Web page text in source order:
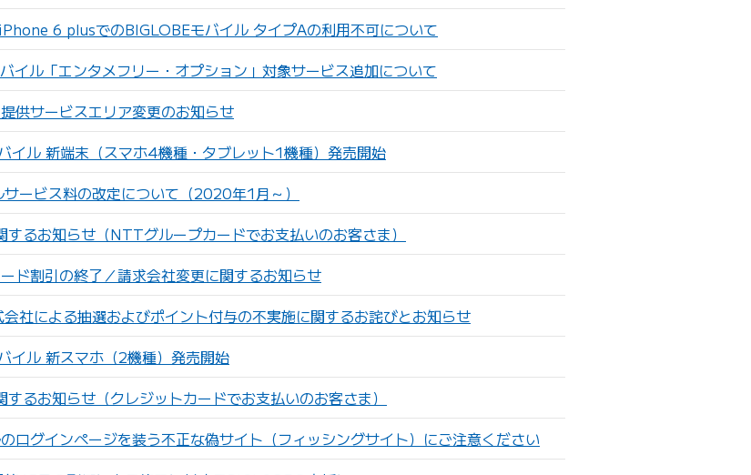
6 plusでのBIGLOBEモバイル タイプAの利用不可について
イル「エンタメフリー・オプション」対象サービス追加について
供サービスエリア変更のお知らせ
イル 新端末（スマホ4機種・タブレット1機種）発売開始
サービス料の改定について（2020年1月～）
するお知らせ（NTTグループカードでお支払いのお客さま）
ド割引の終了／請求会社変更に関するお知らせ
会社による抽選およびポイント付与の不実施に関するお詫びとお知らせ
イル 新スマホ（2機種）発売開始
するお知らせ（クレジットカードでお支払いのお客さま）
ログインページを装う不正な偽サイト（フィッシングサイト）にご注意ください